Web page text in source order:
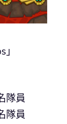
隊員
隊員